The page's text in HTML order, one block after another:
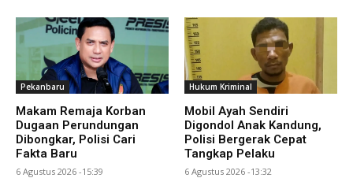
Pekanbaru
Makam Remaja Korban
Dugaan Perundungan
Dibongkar, Polisi Cari
Fakta Baru
6 Agustus 2026 -15:39
Hukum Kriminal
Mobil Ayah Sendiri
Digondol Anak Kandung,
Polisi Bergerak Cepat
Tangkap Pelaku
6 Agustus 2026 -13:32